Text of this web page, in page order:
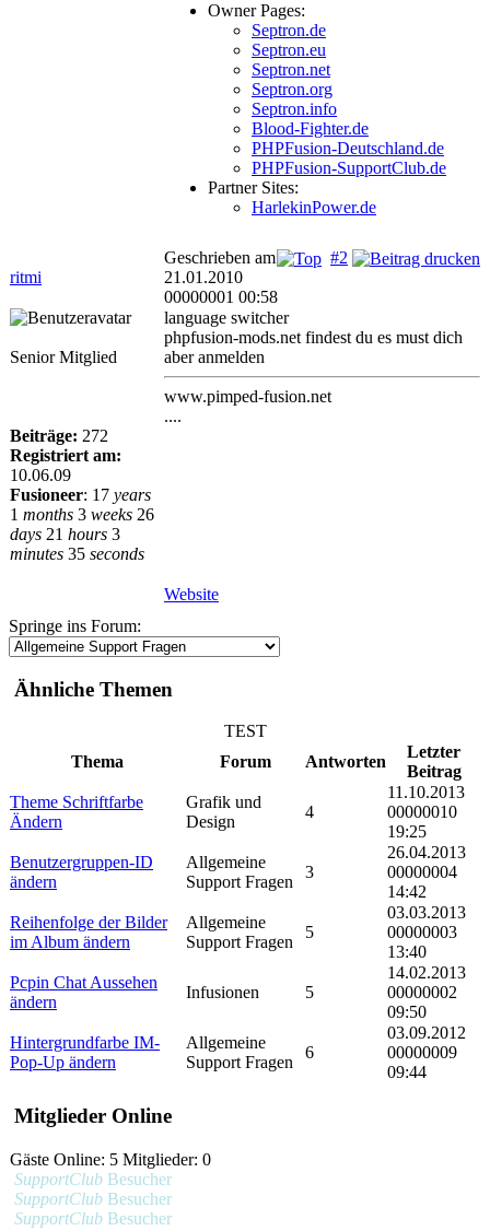
Owner Pages:
Septron.de
Septron.eu
Septron.net
Septron.org
Septron.info
Blood-Fighter.de
PHPFusion-Deutschland.de
PHPFusion-SupportClub.de
Partner Sites:
HarlekinPower.de
ritmi
#2
Geschrieben am
21.01.2010
00000001 00:58
Senior Mitglied
Beiträge: 272
Registriert am:
10.06.09
Fusioneer: 17 years
1 months 3 weeks 26
days 21 hours 3
minutes 35 seconds
language switcher
phpfusion-mods.net findest du es must dich
aber anmelden
www.pimped-fusion.net
....
Website
Springe ins Forum:
Ähnliche Themen
TEST
Thema
Forum Antworten
Letzter
Beitrag
Theme Schriftfarbe
Ändern
Grafik und
Design
4
11.10.2013
00000010
19:25
Benutzergruppen-ID
ändern
Allgemeine
Support Fragen
3
26.04.2013
00000004
14:42
Reihenfolge der Bilder
im Album ändern
Allgemeine
Support Fragen
5
03.03.2013
00000003
13:40
Pcpin Chat Aussehen
ändern
Infusionen 5
14.02.2013
00000002
09:50
Hintergrundfarbe IM-
Pop-Up ändern
Allgemeine
Support Fragen
6
03.09.2012
00000009
09:44
Mitglieder Online
Gäste Online: 5 Mitglieder: 0
SupportClub Besucher
SupportClub Besucher
SupportClub Besucher